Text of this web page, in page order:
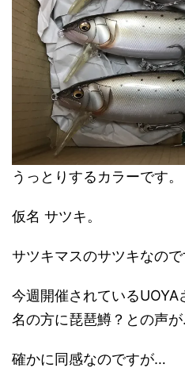
うっとりするカラーです。
仮名 サツキ。
サツキマスのサツキなの
今週開催されている
名の方に琵琶鱒？との声
確かに同感なのですが…